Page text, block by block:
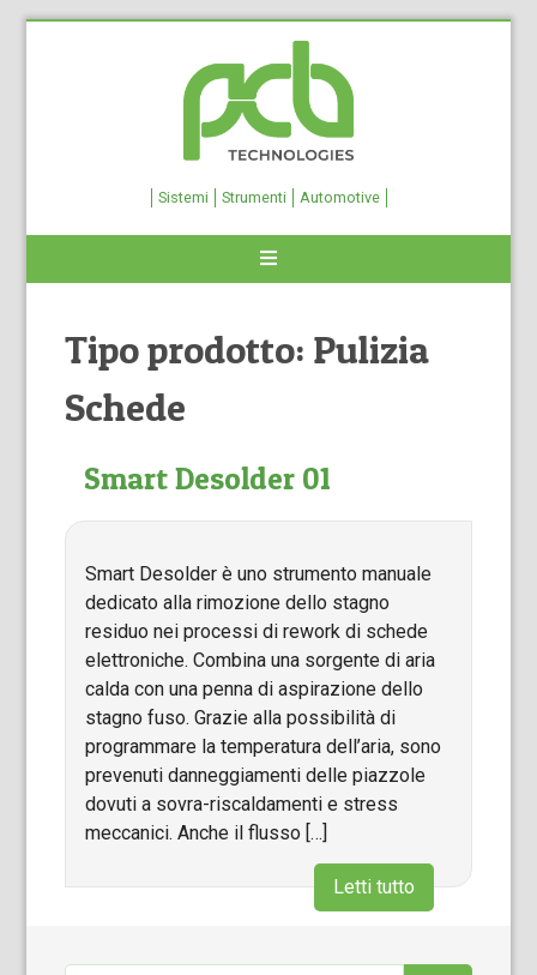
Sistemi Strumenti Automotive
Tipo prodotto: Pulizia
Schede
Smart Desolder 01
Smart Desolder è uno strumento manuale
dedicato alla rimozione dello stagno
residuo nei processi di rework di schede
elettroniche. Combina una sorgente di aria
calda con una penna di aspirazione dello
stagno fuso. Grazie alla possibilità di
programmare la temperatura dell’aria, sono
prevenuti danneggiamenti delle piazzole
dovuti a sovra-riscaldamenti e stress
meccanici. Anche il flusso […]
Letti tutto